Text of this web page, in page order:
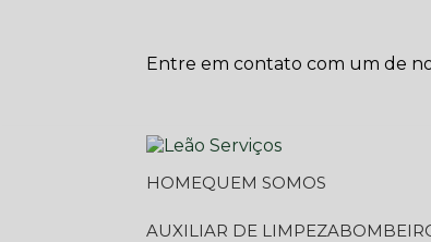
Entre em contato com um de
HOME
QUEM SOMOS
AUXILIAR DE LIMPEZA